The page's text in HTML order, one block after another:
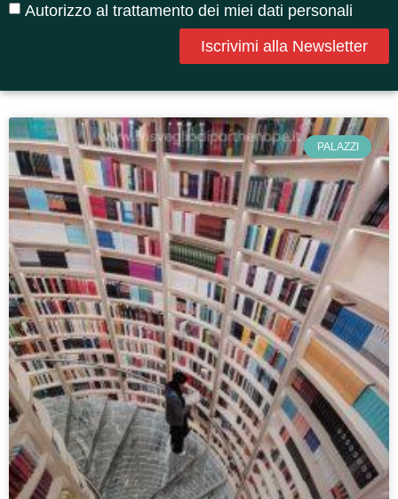
Autorizzo al trattamento dei miei dati personali
Iscrivimi alla Newsletter
PALAZZI